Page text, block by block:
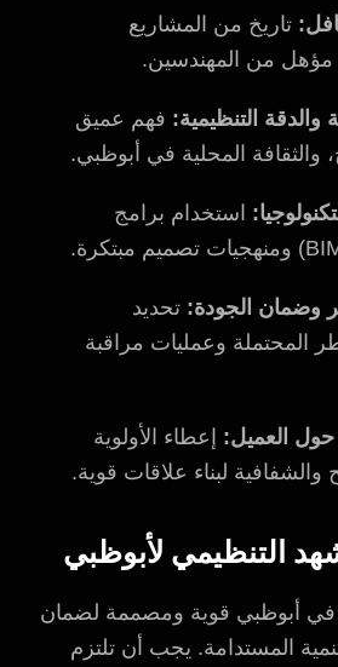
تاريخ من المشاريع
مؤهل من المهندسين.
والدقة التنظيمية: فهم عميق
والثقافة المحلية في أبوظبي.
استخدام برامج
وضمان الجودة: تحديد
المحتملة وعمليات مراقبة
حول العميل: إعطاء الأولوية
والشفافية لبناء علاقات قوية.
التنظيمي لأبوظبي
في أبوظبي قوية ومصممة لضمان
المستدامة. يجب أن تلتزم